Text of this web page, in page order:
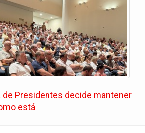
de Presidentes decide mantener
está